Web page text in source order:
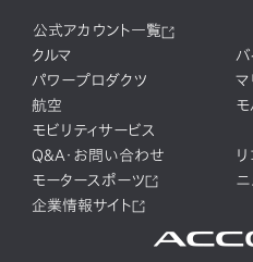
公式アカウント一覧
クルマ
バ
パワープロダクツ
マ
航空
モ
モビリティサービス
Q&A・お問い合わせ
モータースポーツ
ニ
企業情報サイト